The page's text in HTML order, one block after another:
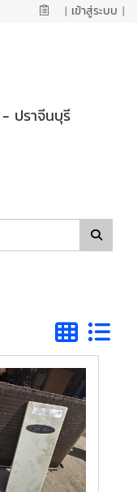
| เข้าสู่ระบบ |
- ปราจีนบุรี